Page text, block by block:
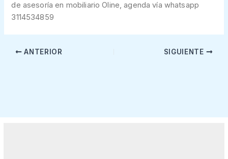
de asesoría en mobiliario Oline, agenda vía whatsapp
3114534859
ANTERIOR SIGUIENTE